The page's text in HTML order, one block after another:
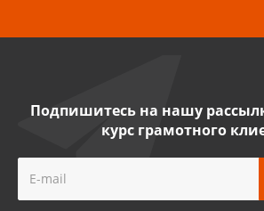
Нефтекамск, ул. Ленина, 62
8 927 960 61 02
Подпишитесь на нашу
курс грамотного